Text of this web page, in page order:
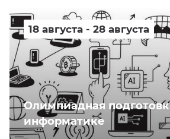
18 августа - 28 августа
Олимпиадная
информатике